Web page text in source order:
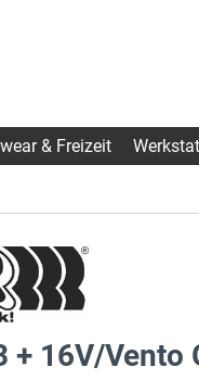
& Freizeit
+ 16V/Vento